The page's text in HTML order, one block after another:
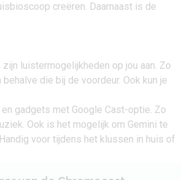
creëren. Daarnaast is de
luistermogelijkheden op jou aan. Zo
die bij de voordeur. Ook kun je
gadgets met Google Cast-optie. Zo
Ook is het mogelijk om Gemini te
voor tijdens het klussen in huis of